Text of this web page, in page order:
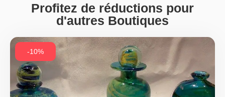
Profitez de réductions pour
d'autres Boutiques
-10%